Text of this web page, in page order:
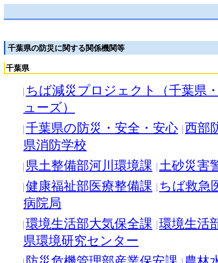
千葉県の防災に関する関係機関等
千葉県
ちば減災プロジェクト（千葉県
ューズ）
千葉県の防災・安全・安心 西部
県消防学校
県土整備部河川環境課 土砂災害
健康福祉部医療整備課 ちば救急
病院局
環境生活部大気保全課 環境生活
県環境研究センター